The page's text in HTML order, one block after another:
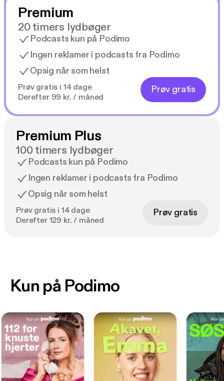
Premium
20 timers lydbøger
Podcasts kun på Podimo
Ingen reklamer i podcasts fra Podimo
Opsig når som helst
Prøv gratis i 14 dage
Derefter 99 kr. / måned
Prøv gratis
Premium Plus
100 timers lydbøger
Podcasts kun på Podimo
Ingen reklamer i podcasts fra Podimo
Opsig når som helst
Prøv gratis i 14 dage
Derefter 129 kr. / måned
Prøv gratis
Kun på Podimo